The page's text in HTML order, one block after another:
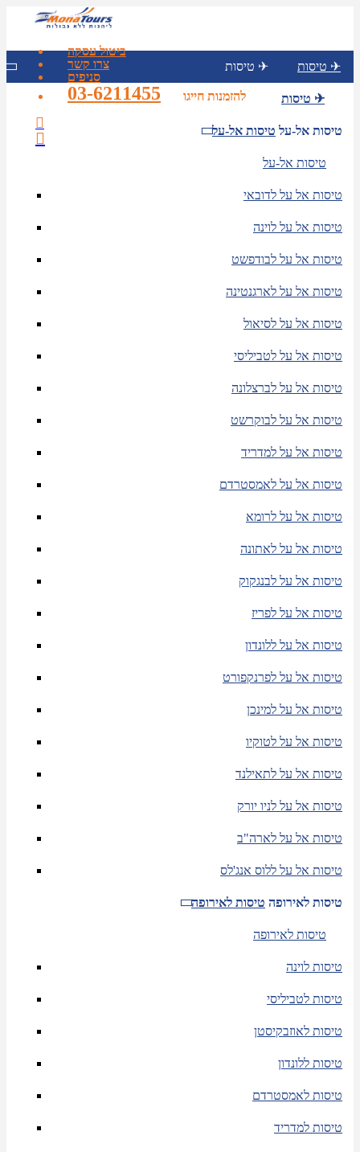
ביטול עסקה
צרו קשר
סניפים
להזמנות חייגו
03-6211455
טיסות ✈ טיסות ✈
טיסות ✈
טיסות אל-על טיסות אל-על
טיסות אל-על
טיסות אל על לדובאי
טיסות אל על לוינה
טיסות אל על לבודפשט
טיסות אל על לארגנטינה
טיסות אל על לסיאול
טיסות אל על לטביליסי
טיסות אל על לברצלונה
טיסות אל על לבוקרשט
טיסות אל על למדריד
טיסות אל על לאמסטרדם
טיסות אל על לרומא
טיסות אל על לאתונה
טיסות אל על לבנגקוק
טיסות אל על לפריז
טיסות אל על ללונדון
טיסות אל על לפרנקפורט
טיסות אל על למינכן
טיסות אל על לטוקיו
טיסות אל על לתאילנד
טיסות אל על לניו יורק
טיסות אל על לארה"ב
טיסות אל על ללוס אנג'לס
טיסות לאירופה טיסות לאירופה
טיסות לאירופה
טיסות לוינה
טיסות לטביליסי
טיסות לאוזבקיסטן
טיסות ללונדון
טיסות לאמסטרדם
טיסות למדריד